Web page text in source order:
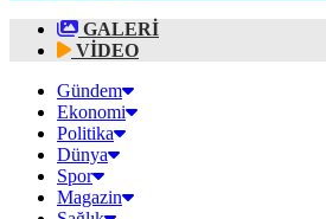
GALERİ
VİDEO
Gündem
Ekonomi
Politika
Dünya
Spor
Magazin